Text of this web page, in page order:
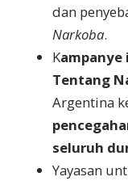
dan
Narkoba.
Kampanye
Tentang
Argentina
seluruh
Yayasan